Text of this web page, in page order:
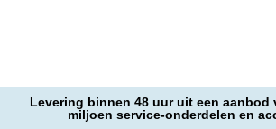
Levering binnen 48 uur uit een aanbod
miljoen service-onderdelen en